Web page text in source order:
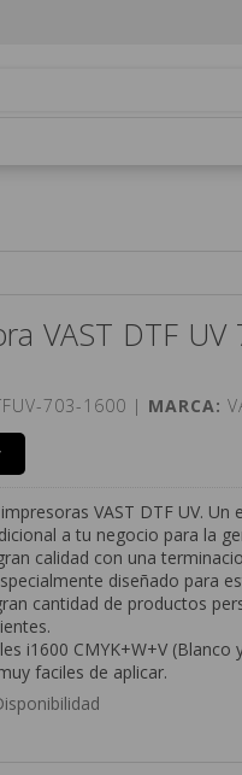
VAST DTF
703-1600 | MARCA:
VAST DTF UV.
a tu negocio para la
calidad con una
diseñado para
cantidad de productos
i1600 CMYK+W+V
faciles de aplicar.